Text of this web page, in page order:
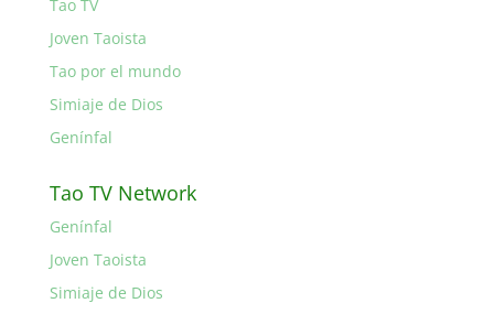
Tao TV
Joven Taoista
Tao por el mundo
Simiaje de Dios
Genínfal
Tao TV Network
Genínfal
Joven Taoista
Simiaje de Dios